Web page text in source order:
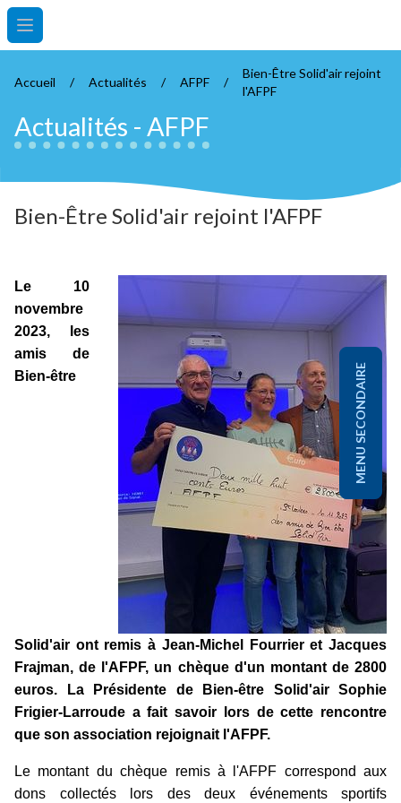
Open main menu
Accueil / Actualités / AFPF /
Bien-Être Solid'air rejoint
l'AFPF
Actualités - AFPF
Bien-Être Solid'air rejoint l'AFPF
Le 10
novembre
2023, les
amis de
Bien-être
Solid'air ont remis à Jean-Michel Fourrier et Jacques
Frajman, de l'AFPF, un chèque d'un montant de 2800
euros. La Présidente de Bien-être Solid'air Sophie
Frigier-Larroude a fait savoir lors de cette rencontre
que son association rejoignait l'AFPF.
Le montant du chèque remis à l'AFPF correspond aux
dons collectés lors des deux événements sportifs
MENU SECONDAIRE